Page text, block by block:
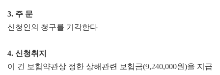
3. 주 문
신청인의 청구를 기각한다
4. 신청취지
이 건 보험약관상 정한 상해관련 보험금(9,240,000원)을 지급